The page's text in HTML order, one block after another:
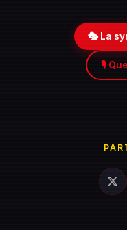
🎭 La
🎙️